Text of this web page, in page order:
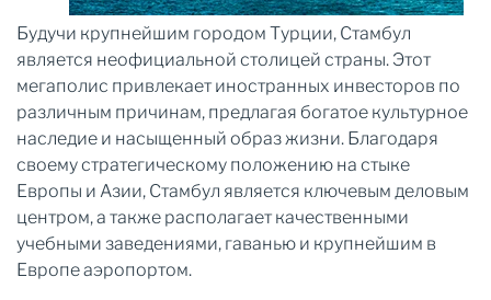
Будучи крупнейшим городом Турции, Стамбул
является неофициальной столицей страны. Этот
мегаполис привлекает иностранных инвесторов по
различным причинам, предлагая богатое культурное
наследие и насыщенный образ жизни. Благодаря
своему стратегическому положению на стыке
Европы и Азии, Стамбул является ключевым деловым
центром, а также располагает качественными
учебными заведениями, гаванью и крупнейшим в
Европе аэропортом.